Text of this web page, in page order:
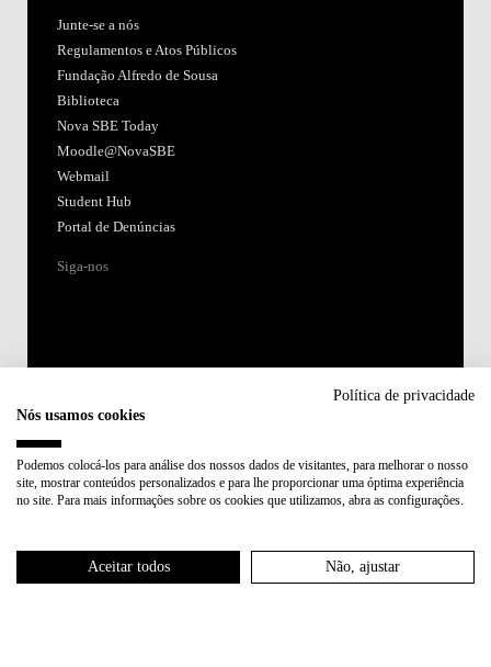
Junte-se a nós
Regulamentos e Atos Públicos
Fundação Alfredo de Sousa
Biblioteca
Nova SBE Today
Moodle@NovaSBE
Webmail
Student Hub
Portal de Denúncias
Siga-nos
Membro de:
Política de privacidade
Nós usamos cookies
Podemos colocá-los para análise dos nossos dados de visitantes, para melhorar o nosso
site, mostrar conteúdos personalizados e para lhe proporcionar uma óptima experiência
no site. Para mais informações sobre os cookies que utilizamos, abra as configurações.
Aceitar todos Não, ajustar